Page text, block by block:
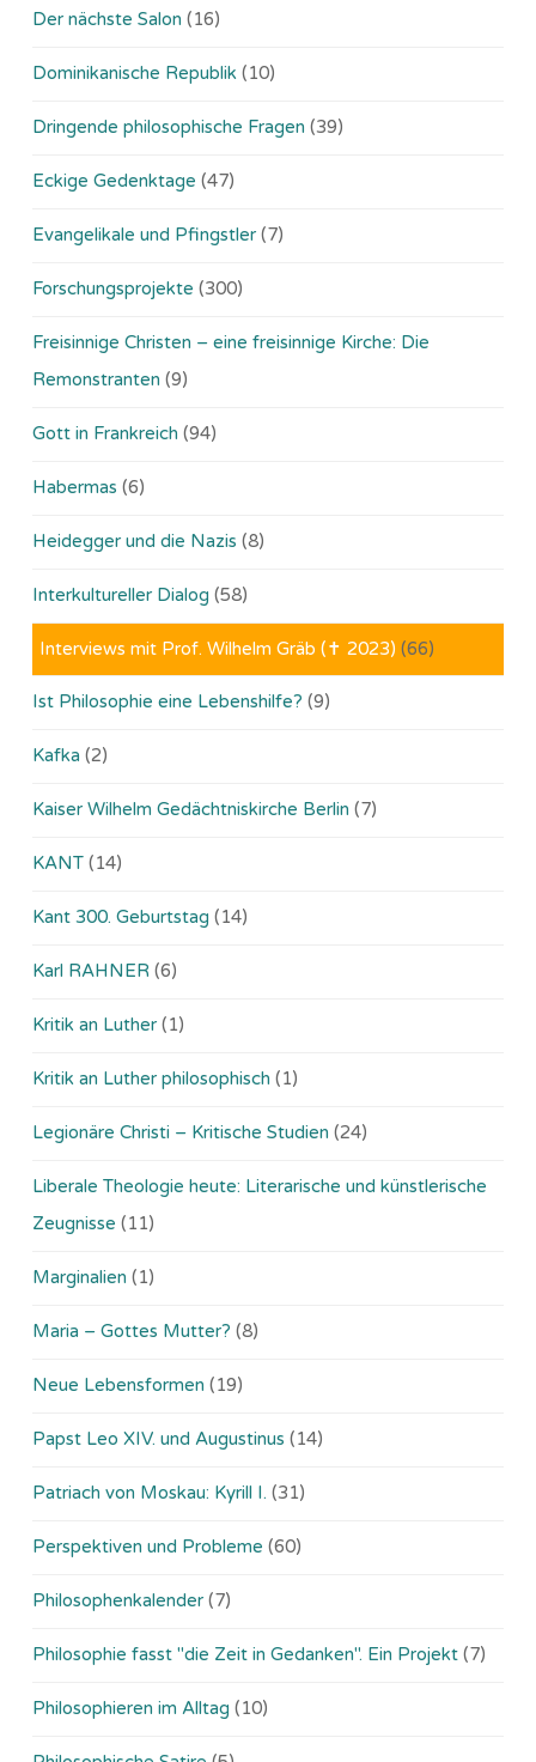
Der nächste Salon (16)
Dominikanische Republik (10)
Dringende philosophische Fragen (39)
Eckige Gedenktage (47)
Evangelikale und Pfingstler (7)
Forschungsprojekte (300)
Freisinnige Christen – eine freisinnige Kirche: Die
Remonstranten (9)
Gott in Frankreich (94)
Habermas (6)
Heidegger und die Nazis (8)
Interkultureller Dialog (58)
Interviews mit Prof. Wilhelm Gräb (✝ 2023) (66)
Ist Philosophie eine Lebenshilfe? (9)
Kafka (2)
Kaiser Wilhelm Gedächtniskirche Berlin (7)
KANT (14)
Kant 300. Geburtstag (14)
Karl RAHNER (6)
Kritik an Luther (1)
Kritik an Luther philosophisch (1)
Legionäre Christi – Kritische Studien (24)
Liberale Theologie heute: Literarische und künstlerische
Zeugnisse (11)
Marginalien (1)
Maria – Gottes Mutter? (8)
Neue Lebensformen (19)
Papst Leo XIV. und Augustinus (14)
Patriach von Moskau: Kyrill I. (31)
Perspektiven und Probleme (60)
Philosophenkalender (7)
Philosophie fasst "die Zeit in Gedanken". Ein Projekt (7)
Philosophieren im Alltag (10)